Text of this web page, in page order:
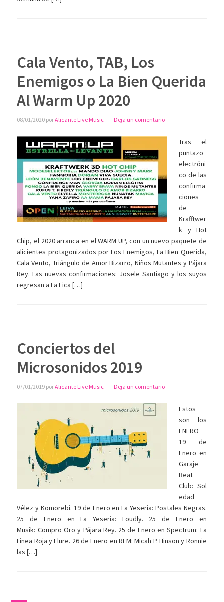
Cala Vento, TAB, Los
Enemigos o La Bien Querida
Al Warm Up 2020
08/01/2020 porAlicante Live Music Deja un comentario
Tras el
puntazo
electróni
co de las
confirma
ciones
de
Krafftwer
k y Hot
Chip, el 2020 arranca en el WARM UP, con un nuevo paquete de
alicientes protagonizados por Los Enemigos, La Bien Querida,
Cala Vento, Triángulo de Amor Bizarro, Niños Mutantes y Pájara
Rey. Las nuevas confirmaciones: Josele Santiago y los suyos
regresan a La Fica […]
Conciertos del
Microsonidos 2019
07/01/2019 porAlicante Live Music Deja un comentario
Estos
son los
ENERO
19 de
Enero en
Garaje
Beat
Club: Sol
edad
Vélez y Komorebi. 19 de Enero en La Yesería: Postales Negras.
25 de Enero en La Yesería: Loudly. 25 de Enero en
Musik: Compro Oro y Pájara Rey. 25 de Enero en Spectrum: La
Línea Roja y Elure. 26 de Enero en REM: Micah P. Hinson y Ronnie
las […]